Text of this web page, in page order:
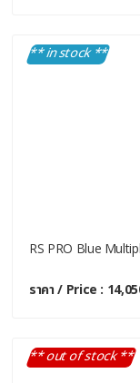
** in stock **
RS PRO Blue
ราคา / Price :
** out of stock **